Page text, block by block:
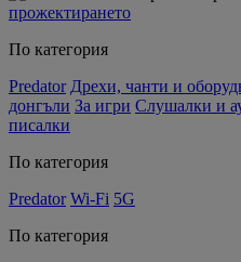
прожектирането
По категория
Predator Дрехи, чанти и
донгъли За игри Слушалки и
писалки
По категория
Predator Wi-Fi 5G
По категория